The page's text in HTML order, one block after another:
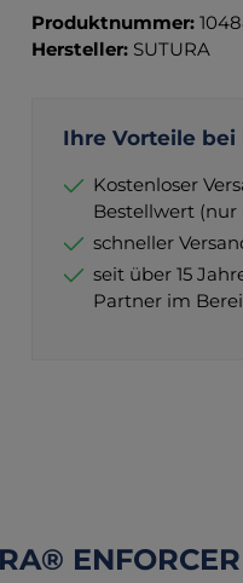
Produktnummer:
Hersteller: SUTURA
Ihre Vorteile bei
Kostenloser
Bestellwert (nur
schneller
seit über 15
Partner im